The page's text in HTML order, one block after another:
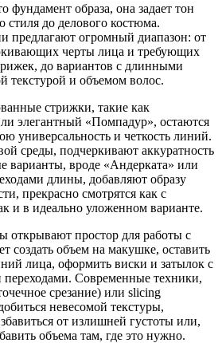
фундамент образа, она задает тон
стиля до делового костюма.
предлагают огромный диапазон: от
черты лица и требующих
до вариантов с длинными
текстурой и объемом волос.
стрижки, такие как
элегантный «Помпадур», остаются
универсальность и четкость линий.
среды, подчеркивают аккуратность
варианты, вроде «Андерката» или
длины, добавляют образу
прекрасно смотрятся как с
и в идеально уложенном варианте.
открывают простор для работы с
создать объем на макушке, оставить
лица, оформить виски и затылок с
Современные техники,
срезание) или slicing
невесомой текстуры,
от излишней густоты или,
объема там, где это нужно.